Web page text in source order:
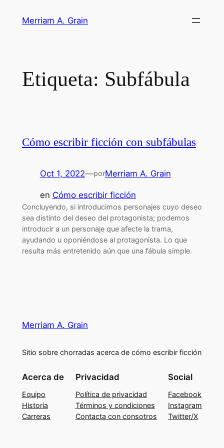
Merriam A. Grain
Etiqueta: Subfábula
Cómo escribir ficción con subfábulas
Oct 1, 2022—porMerriam A. Grain
en Cómo escribir ficción
Concluyendo, si introducimos personajes cuyo deseo
sea distinto del deseo del protagonista; podemos
introducir a un personaje que afecte la trama,
ayudando u oponiéndose al protagonista. Lo que
resulta más entretenido aún que una fábula simple.
Merriam A. Grain
Sitio sobre chorradas acerca de cómo escribir ficción
Acerca de
Equipo
Historia
Carreras
Privacidad
Política de privacidad
Términos y condiciones
Contacta con consotros
Social
Facebook
Instagram
Twitter/X